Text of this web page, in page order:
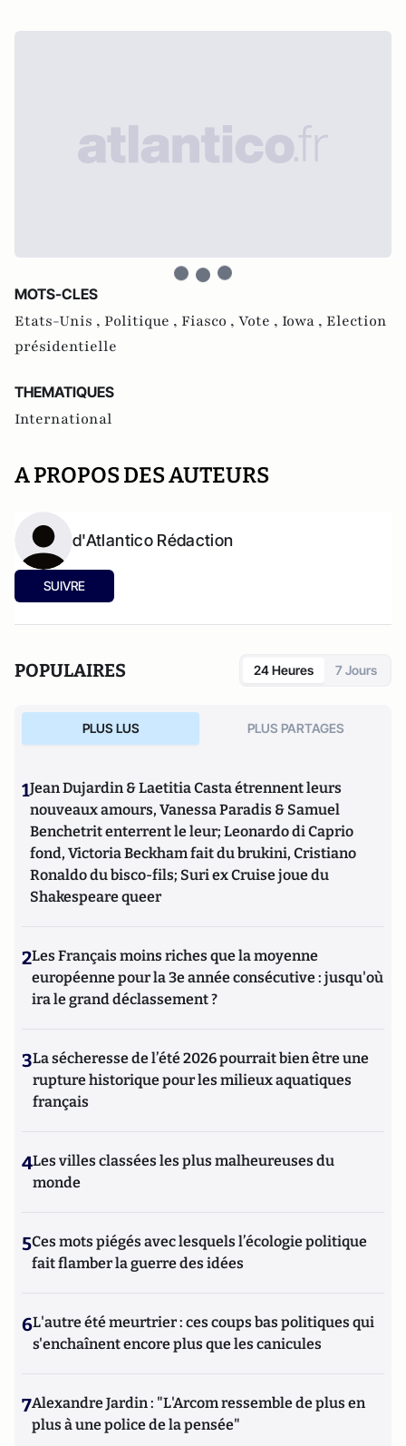
MOTS-CLES
Etats-Unis , Politique , Fiasco , Vote , Iowa , Election
présidentielle
THEMATIQUES
International
A PROPOS DES AUTEURS
d'Atlantico Rédaction
SUIVRE
POPULAIRES 24 Heures 7 Jours
PLUS LUS PLUS PARTAGES
1Jean Dujardin & Laetitia Casta étrennent leurs
nouveaux amours, Vanessa Paradis & Samuel
Benchetrit enterrent le leur; Leonardo di Caprio
fond, Victoria Beckham fait du brukini, Cristiano
Ronaldo du bisco-fils; Suri ex Cruise joue du
Shakespeare queer
2Les Français moins riches que la moyenne
européenne pour la 3e année consécutive : jusqu'où
ira le grand déclassement ?
3La sécheresse de l’été 2026 pourrait bien être une
rupture historique pour les milieux aquatiques
français
4Les villes classées les plus malheureuses du
monde
5Ces mots piégés avec lesquels l’écologie politique
fait flamber la guerre des idées
6L'autre été meurtrier : ces coups bas politiques qui
s'enchaînent encore plus que les canicules
7Alexandre Jardin : "L'Arcom ressemble de plus en
plus à une police de la pensée"